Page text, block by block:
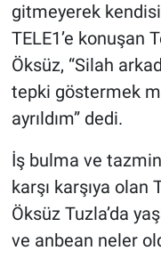
gitmeyerek
TELE1’e konuşan
Öksüz, “Silah
tepki göstermek
ayrıldım” dedi.
İş bulma ve
karşı karşıya
Öksüz Tuzla’da
ve anbean neler
Ne demişti
Nedir
Popüler
Programlar
Sağlık
Spor